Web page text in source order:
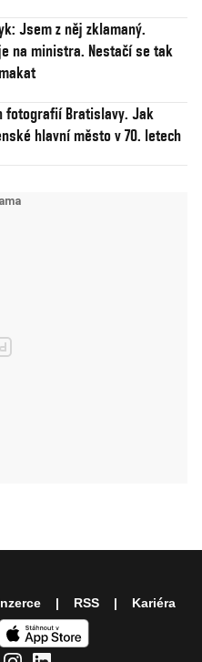
Jsem z něj zklamaný.
na ministra. Nestačí se tak
fotografií Bratislavy. Jak
hlavní město v 70. letech
RSS Kariéra